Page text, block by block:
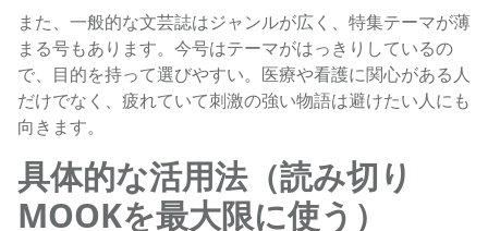
また、一般的な文芸誌はジャンルが広く、特集テーマが薄
まる号もあります。今号はテーマがはっきりしているの
で、目的を持って選びやすい。医療や看護に関心がある人
だけでなく、疲れていて刺激の強い物語は避けたい人にも
向きます。
具体的な活用法（読み切り
MOOKを最大限に使う）